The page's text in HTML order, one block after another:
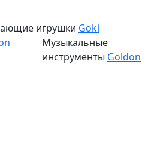
игрушки Goki
Музыкальные
инструменты Goldon